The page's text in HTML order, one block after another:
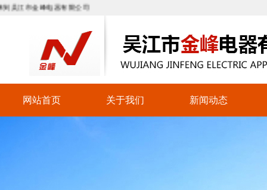
金峰电器有限公司
网站首页 关于我们 新闻动态